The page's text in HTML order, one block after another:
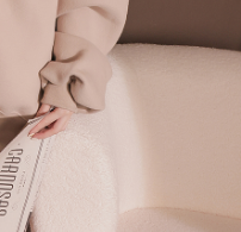
Mobile Co., Ltd." untuk
atau perkhidmatan melalui
akan menyerahkan hak
ini untuk membayar bil
pembayaran menggunakan
memberikan maklumat peribadi
kepada Taiwan Mobile untuk